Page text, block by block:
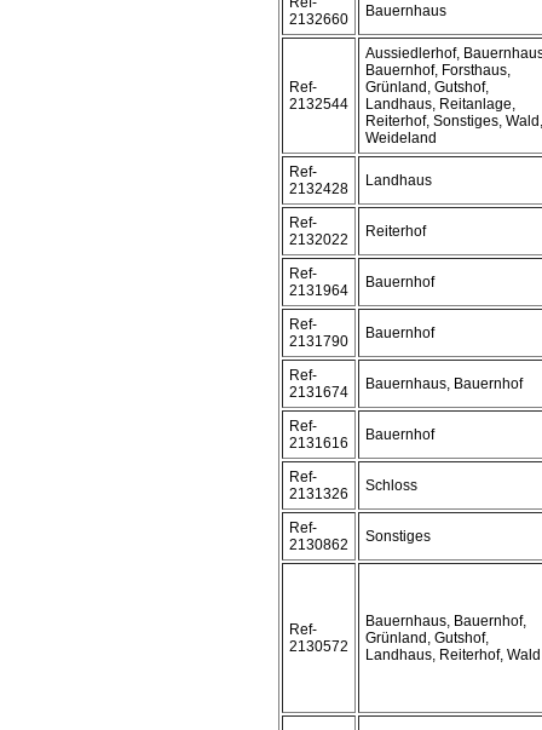
2132660
Bauernhaus
Ref-
2132544
Aussiedlerhof,
Bauernhof, Forsthaus,
Grünland, Gutshof,
Landhaus, Reitanlage,
Reiterhof, Sonstiges, Wald,
Weideland
Ref-
2132428
Landhaus
Ref-
2132022
Reiterhof
Ref-
2131964
Bauernhof
Ref-
2131790
Bauernhof
Ref-
2131674
Bauernhaus, Bauernhof
Ref-
2131616
Bauernhof
Ref-
2131326
Schloss
Ref-
2130862
Sonstiges
Ref-
2130572
Bauernhaus, Bauernhof,
Grünland, Gutshof,
Landhaus, Reiterhof, Wald